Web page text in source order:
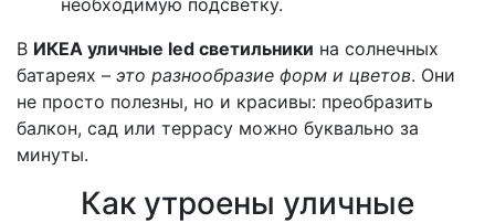
В ИКЕА уличные led светильники на солнечных
батареях – это разнообразие форм и цветов. Они
не просто полезны, но и красивы: преобразить
балкон, сад или террасу можно буквально за
минуты.
Как утроены уличные